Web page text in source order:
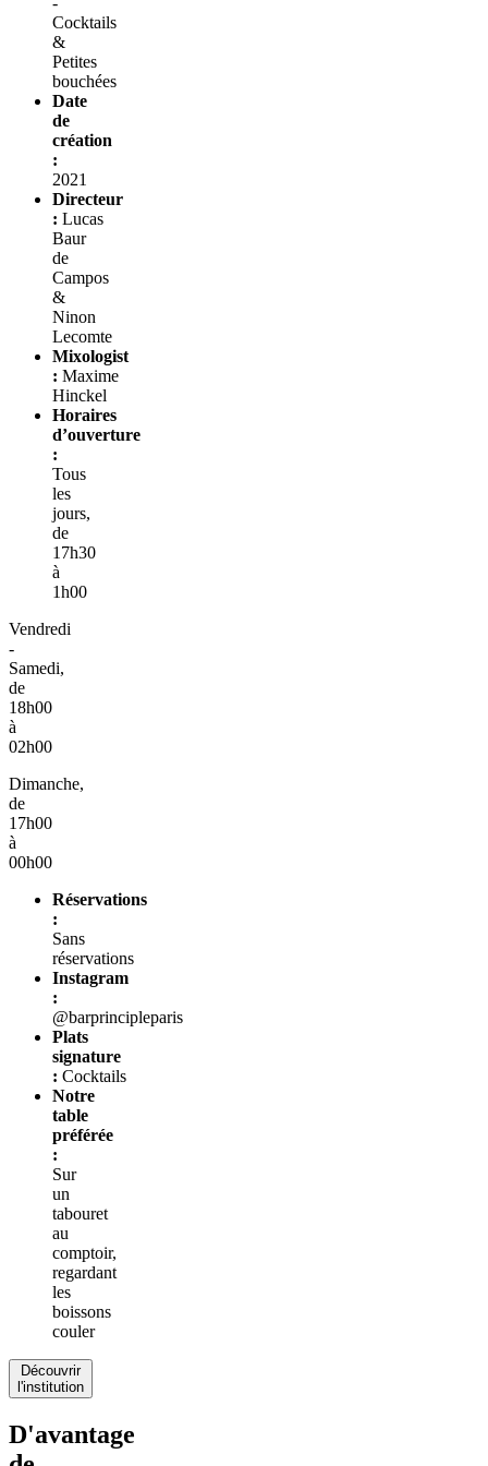
Cocktails
&
Petites
bouchées
Date
de
création
:
2021
Directeur
: Lucas
Baur
de
Campos
&
Ninon
Lecomte
Mixologist
: Maxime
Hinckel
Horaires
d’ouverture
:
Tous
les
jours,
de
17h30
à
1h00
Vendredi
-
Samedi,
de
18h00
à
02h00
Dimanche,
de
17h00
à
00h00
Réservations
:
Sans
réservations
Instagram
:
@barprincipleparis
Plats
signature
: Cocktails
Notre
table
préférée
:
Sur
un
tabouret
au
comptoir,
regardant
les
boissons
couler
Découvrir
l'institution
D'avantage